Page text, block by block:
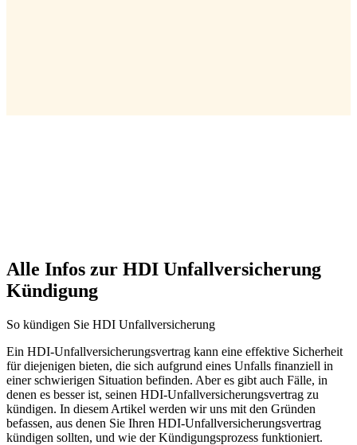
Alle Infos zur HDI Unfallversicherung
Kündigung
So kündigen Sie HDI Unfallversicherung
Ein HDI-Unfallversicherungsvertrag kann eine effektive Sicherheit
für diejenigen bieten, die sich aufgrund eines Unfalls finanziell in
einer schwierigen Situation befinden. Aber es gibt auch Fälle, in
denen es besser ist, seinen HDI-Unfallversicherungsvertrag zu
kündigen. In diesem Artikel werden wir uns mit den Gründen
befassen, aus denen Sie Ihren HDI-Unfallversicherungsvertrag
kündigen sollten, und wie der Kündigungsprozess funktioniert.